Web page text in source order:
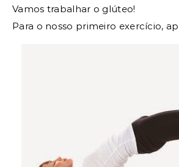
Vamos trabalhar o glúteo!
Para o nosso primeiro exercício,